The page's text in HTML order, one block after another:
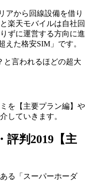
アから回線設備を借り
楽天モバイルは自社回
ずに運営する方向に進
えた格安SIM」です。
と言われるほどの超大
を【主要プラン編】や
していきます。
評判2019【主
る「スーパーホーダ